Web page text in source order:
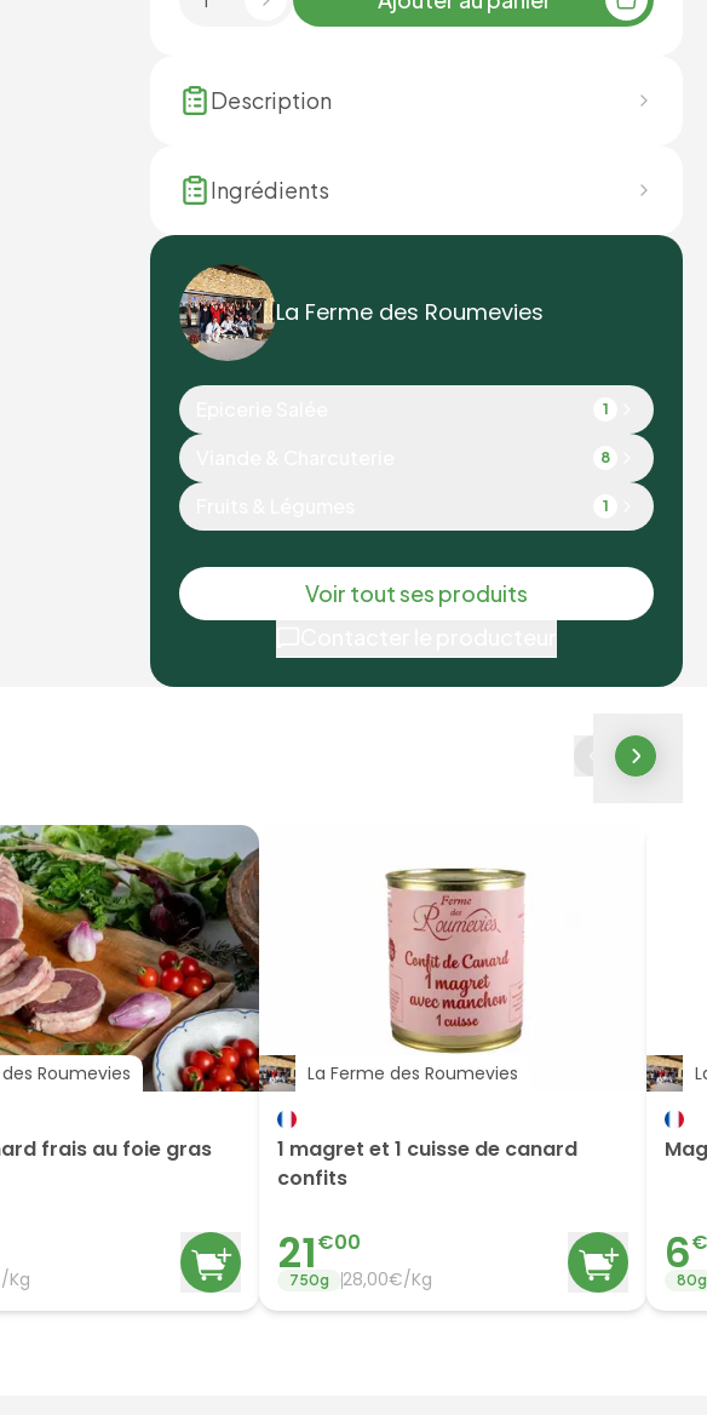
Description
Ingrédients
La Ferme des Roumevies
1
8
1
Voir tout ses produits
Roumevies
frais au foie gras
Kg
La Ferme des Roumevies
1 magret et 1 cuisse de canard
confits
21€00
750g 28,00€/Kg 6€
80g